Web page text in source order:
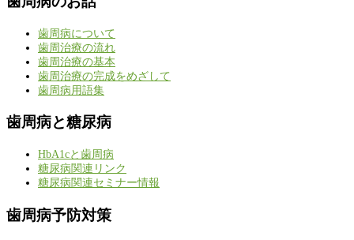
歯周病について
歯周治療の流れ
歯周治療の基本
歯周治療の完成をめざして
歯周病用語集
歯周病と糖尿病
HbA1cと歯周病
糖尿病関連リンク
糖尿病関連セミナー情報
歯周病予防対策